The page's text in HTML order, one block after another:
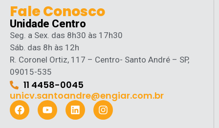
Fale Conosco
Unidade Centro
Seg. a Sex. das 8h30 às 17h30
Sáb. das 8h às 12h
R. Coronel Ortiz, 117 – Centro- Santo André – SP,
09015-535
11 4458-0045
unicv.santoandre@engiar.com.br